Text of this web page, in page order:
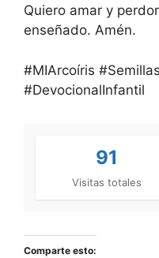
Quiero amar y
enseñado. Amén.
#MIArcoíris
#DevocionalInfantil
91
Visitas totales
Comparte esto: